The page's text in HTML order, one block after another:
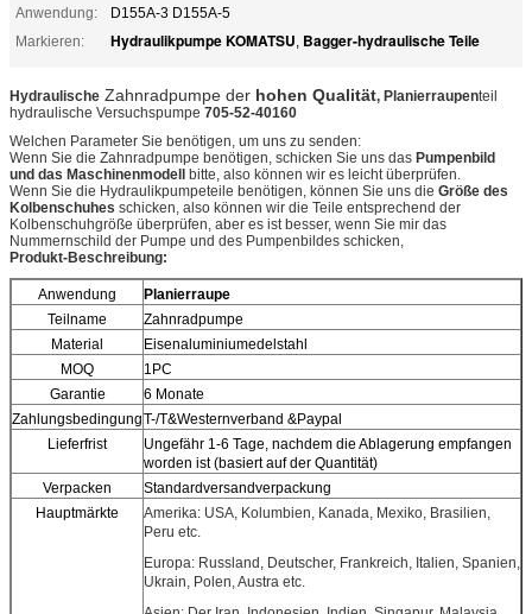
Anwendung:
D155A-3 D155A-5
Markieren:
Hydraulikpumpe KOMATSU, Bagger-hydraulische Teile
Hydraulische Zahnradpumpe der hohen Qualität, Planierraupenteil
hydraulische Versuchspumpe 705-52-40160
Welchen Parameter Sie benötigen, um uns zu senden:
Wenn Sie die Zahnradpumpe benötigen, schicken Sie uns das Pumpenbild
und das Maschinenmodell bitte, also können wir es leicht überprüfen.
Wenn Sie die Hydraulikpumpeteile benötigen, können Sie uns die Größe des
Kolbenschuhes schicken, also können wir die Teile entsprechend der
Kolbenschuhgröße überprüfen, aber es ist besser, wenn Sie mir das
Nummernschild der Pumpe und des Pumpenbildes schicken,
Produkt-Beschreibung:
Anwendung
Planierraupe
Teilname
Zahnradpumpe
Material
Eisenaluminiumedelstahl
MOQ
1PC
Garantie
6 Monate
ZahlungsbedingungT-/T&Westernverband &Paypal
Lieferfrist
Ungefähr 1-6 Tage, nachdem die Ablagerung empfangen
worden ist (basiert auf der Quantität)
Verpacken
Standardversandverpackung
Hauptmärkte
Amerika: USA, Kolumbien, Kanada, Mexiko, Brasilien,
Peru etc.
Europa: Russland, Deutscher, Frankreich, Italien, Spanien,
Ukrain, Polen, Austra etc.